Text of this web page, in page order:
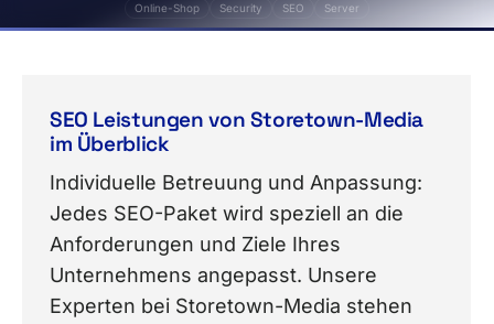
Online-Shop
Security SEO Server
SEO Leistungen von Storetown-Media
im Überblick
Individuelle Betreuung und Anpassung:
Jedes SEO-Paket wird speziell an die
Anforderungen und Ziele Ihres
Unternehmens angepasst. Unsere
Experten bei Storetown-Media stehen